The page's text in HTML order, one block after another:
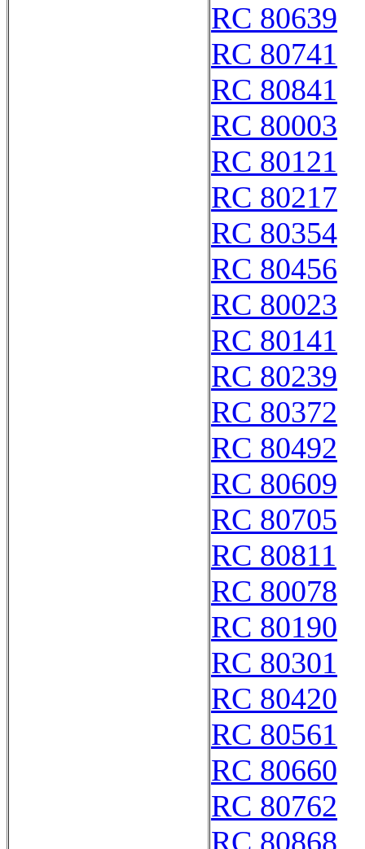
RC 80639
RC 80741
RC 80841
RC 80003
RC 80121
RC 80217
RC 80354
RC 80456
RC 80023
RC 80141
RC 80239
RC 80372
RC 80492
RC 80609
RC 80705
RC 80811
RC 80078
RC 80190
RC 80301
RC 80420
RC 80561
RC 80660
RC 80762
RC 80868